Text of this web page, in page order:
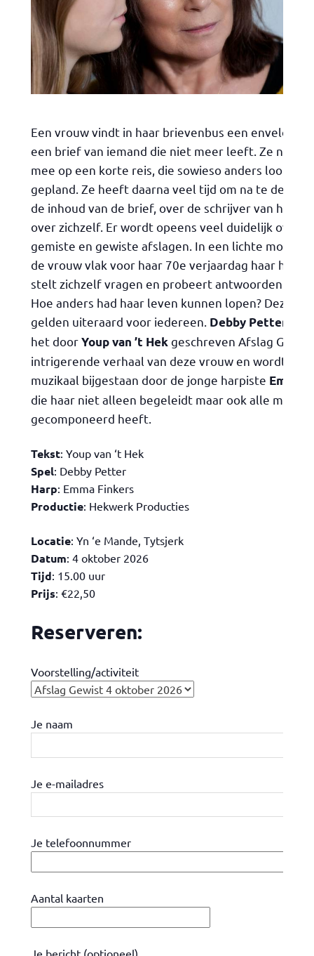
Een vrouwvindt in haar brievenbus een envelop
een brief van iemand die niet meer leeft. Ze
mee op een korte reis, die sowieso anders loopt
gepland. Ze heeft daarna veel tijd om na te
de inhoud van de brief, over de schrijver van het
over zichzelf. Er wordt opeens veel duidelijk over
gemiste en gewiste afslagen. In een lichte
de vrouw vlak voor haar 70e verjaardag haar hoofd
stelt zichzelf vragen en probeert antwoorden te
Hoe anders had haar leven kunnen lopen? Deze
gelden uiteraard voor iedereen. Debby Petter
het doorYoup van ’t Hekgeschreven Afslag
intrigerende verhaal van deze vrouw en wordt
muzikaal bijgestaan door de jonge harpiste Emma
die haar niet alleen begeleidt maar ook alle muziek
gecomponeerd heeft.
Tekst: Youp van ‘t Hek
Spel: Debby Petter
Harp: Emma Finkers
Productie: Hekwerk Producties
Locatie: Yn ‘e Mande, Tytsjerk
Datum: 4 oktober 2026
Tijd: 15.00 uur
Prijs: €22,50
Reserveren:
Voorstelling/activiteit
Je naam
Je e-mailadres
Je telefoonnummer
Aantal kaarten